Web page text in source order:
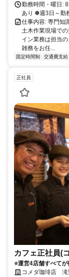
勤務時間・曜日:
あり ✽週3日～勤
仕事内容: 専門知
土木作業現場で
イン業務は担当
雑務をお任...
固定時間制 交通費支給
正社員
カフェ正社員(
⭐運営4店舗すべて
年連続昇給5％、残
コメダ珈琲店 滝